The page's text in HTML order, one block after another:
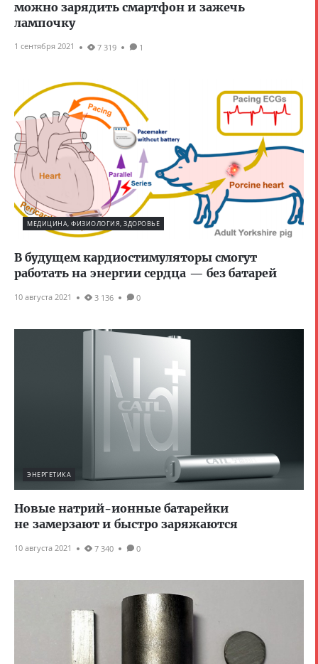
можно зарядить смартфон и зажечь
лампочку
1 сентября 2021 7 319 1
МЕДИЦИНА, ФИЗИОЛОГИЯ, ЗДОРОВЬЕ
В будущем кардиостимуляторы смогут
работать на энергии сердца — без батарей
10 августа 2021 3 136 0
ЭНЕРГЕТИКА
Новые натрий-ионные батарейки
не замерзают и быстро заряжаются
10 августа 2021 7 340 0